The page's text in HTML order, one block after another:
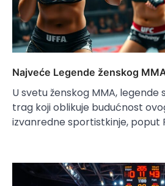
Najveće Legende ženskog
U svetu ženskog MMA, legende
trag koji oblikuje budućnost
izvanredne sportistkinje, poput